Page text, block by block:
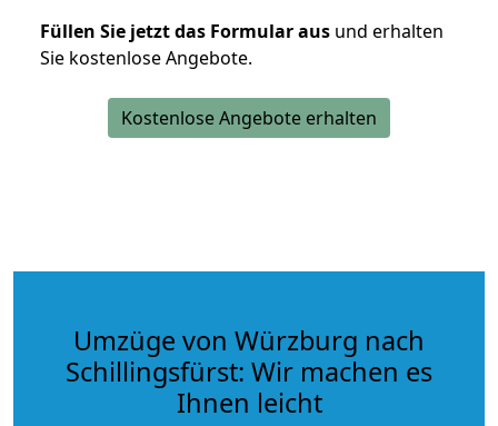
Füllen Sie jetzt das Formular aus und erhalten
Sie kostenlose Angebote.
Kostenlose Angebote erhalten
Umzüge von Würzburg nach
Schillingsfürst: Wir machen es
Ihnen leicht